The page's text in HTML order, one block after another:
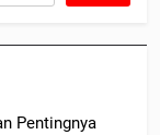
Pentingnya